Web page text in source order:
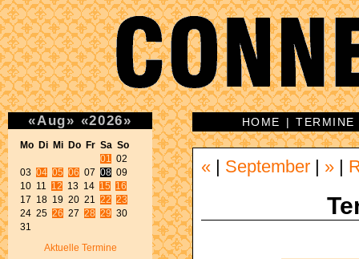
«Aug» «2026»
Mo Di Mi Do Fr Sa So
01
02
03 04 05 06 07 08 09
10 11 12 13 14 15
16
17 18 19 20 21 22 23
24 25 26 27 28 29 30
31
Aktuelle Termine
HOME |TERMINE
« September »